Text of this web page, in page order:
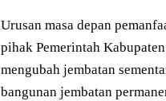
Urusan masa depan
pihak Pemerintah
mengubah jembatan
bangunan jembatan